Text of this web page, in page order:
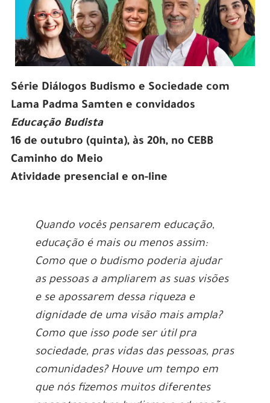
Série Diálogos Budismo e Sociedade com
Lama Padma Samten e convidados
Educação Budista
16 de outubro (quinta), às 20h, no CEBB
Caminho do Meio
Atividade presencial e on-line
Quando vocês pensarem educação,
educação é mais ou menos assim:
Como que o budismo poderia ajudar
as pessoas a ampliarem as suas visões
e se apossarem dessa riqueza e
dignidade de uma visão mais ampla?
Como que isso pode ser útil pra
sociedade, pras vidas das pessoas, pras
comunidades? Houve um tempo em
que nós fizemos muitos diferentes